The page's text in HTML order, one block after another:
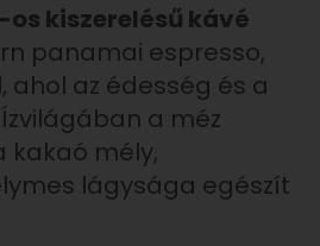
os kiszerelésű kávé
panamai espresso,
ahol az édesség és a
a méz
kakaó mély,
lágysága egészít